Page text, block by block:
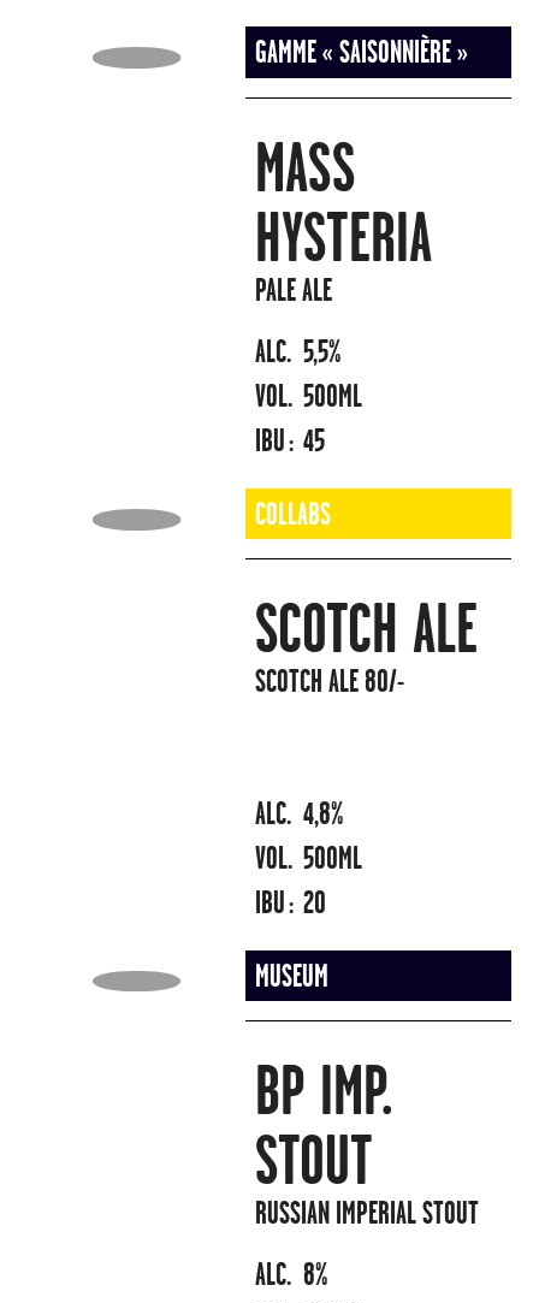
GAMME « SAISONNIÈRE »
MASS
HYSTERIA
PALE ALE
ALC. 5,5%
VOL. 500ML
IBU : 45
COLLABS
SCOTCH ALE
SCOTCH ALE 80/-
ALC. 4,8%
VOL. 500ML
IBU : 20
MUSEUM
BP IMP.
STOUT
RUSSIAN IMPERIAL STOUT
ALC. 8%